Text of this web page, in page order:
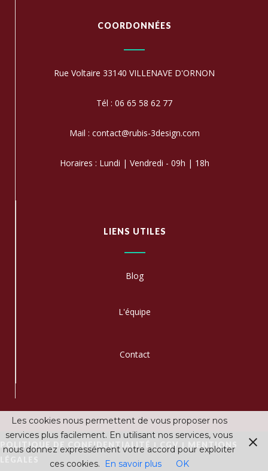
COORDONNÉES
Rue Voltaire 33140 VILLENAVE D'ORNON
Tél : 06 65 58 62 77
Mail : contact@rubis-3design.com
Horaires : Lundi | Vendredi - 09h | 18h
LIENS UTILES
Blog
L'équipe
Contact
POLITIQUE DE CONFIDENTIALITÉ CGV
MENTIONS
Les cookies nous permettent de vous proposer nos
services plus facilement. En utilisant nos services, vous
nous donnez expressément votre accord pour exploiter
ces cookies.
En savoir plus OK